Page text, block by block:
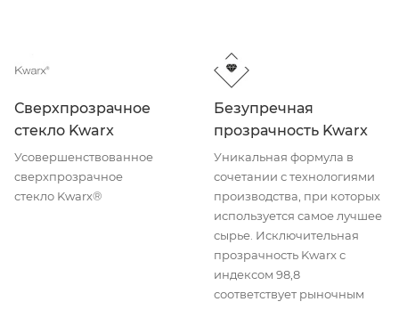
Сверхпрозрачное
стекло Kwarx
Усовершенствованное
cверхпрозрачное
стекло Kwarx®
Безупречная
прозрачность Kwarx
Уникальная формула в
сочетании с технологиями
производства, при которых
используется самое лучшее
сырье. Исключительная
прозрачность Kwarx с
индексом 98,8
соответствует рыночным